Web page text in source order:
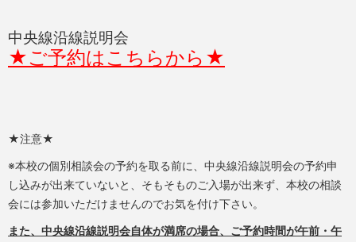
中央線沿線説明会
★ご予約はこちらから★
★注意★
※本校の個別相談会の予約を取る前に、中央線沿線説明会の予約申
し込みが出来ていないと、そもそものご入場が出来ず、本校の相談
会には参加いただけませんのでお気を付け下さい。
また、中央線沿線説明会自体が満席の場合、ご予約時間が午前・午